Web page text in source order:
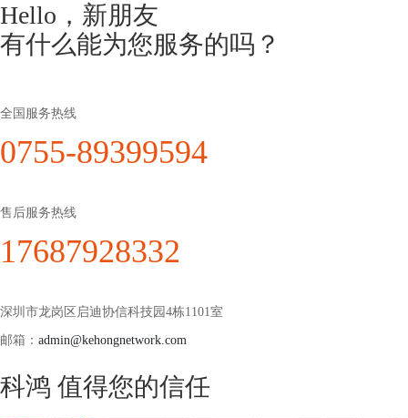
Hello，新朋友
有什么能为您服务的吗？
全国服务热线
0755-89399594
售后服务热线
17687928332
深圳市龙岗区启迪协信科技园4栋1101室
邮箱： admin@kehongnetwork.com
科鸿 值得您的信任